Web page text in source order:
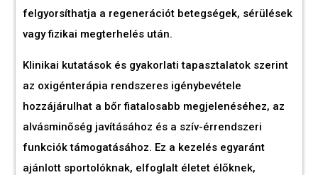
felgyorsíthatja a regenerációt betegségek, sérülések
vagy fizikai megterhelés után.
Klinikai kutatások és gyakorlati tapasztalatok szerint
az oxigénterápia rendszeres igénybevétele
hozzájárulhat a bőr fiatalosabb megjelenéséhez, az
alvásminőség javításához és a szív-érrendszeri
funkciók támogatásához. Ez a kezelés egyaránt
ajánlott sportolóknak, elfoglalt életet élőknek,